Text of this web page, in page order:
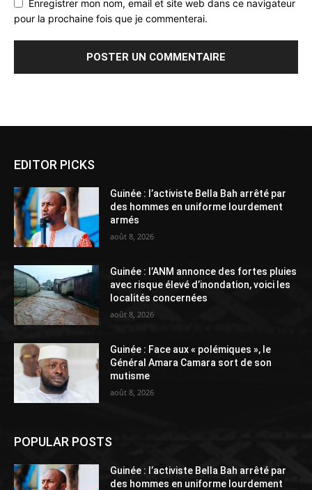
Enregistrer mon nom, email et site web dans ce navigateur
pour la prochaine fois que je commenterai.
EDITOR PICKS
Guinée : l’activiste Bella Bah arrêté par
des hommes en uniforme lourdement
armés
août 8, 2026
Guinée : l’ANM annonce des fortes pluies
avec risque élevé d’inondation, voici les
localités concernées
août 8, 2026
Guinée : Face aux « polémiques », le
Général Amara Camara sort de son
mutisme
août 8, 2026
POPULAR POSTS
Guinée : l’activiste Bella Bah arrêté par
des hommes en uniforme lourdement